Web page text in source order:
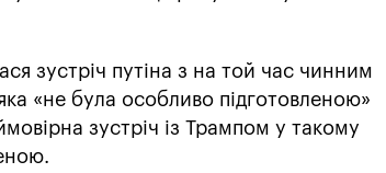
зустріч путіна з на той час чинним
«не була особливо підготовленою»
зустріч із Трампом у такому